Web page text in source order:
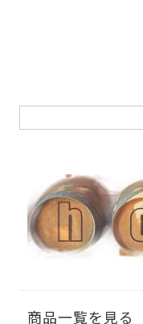
商品一覧を見る